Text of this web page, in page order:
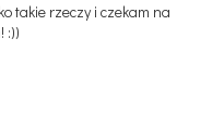
takie rzeczy i czekam na
:))